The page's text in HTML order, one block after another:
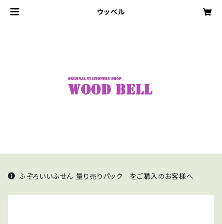
ウッベル
ふぞろいいふせん 量り売りパック をご購入のお客様へ